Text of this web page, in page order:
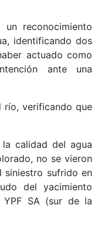
un reconocimiento
identificando dos
actuado como
ante una
río, verificando que
calidad del agua
no se vieron
siniestro sufrido en
del yacimiento
YPF SA (sur de la